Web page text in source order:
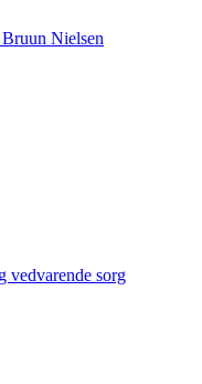
vedvarende sorg